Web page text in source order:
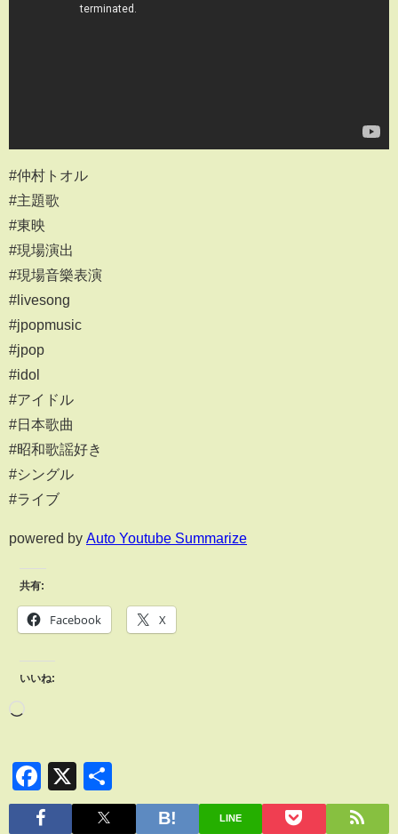
#仲村トオル
#主題歌
#東映
#現場演出
#現場音樂表演
#livesong
#jpopmusic
#jpop
#idol
#アイドル
#日本歌曲
#昭和歌謡好き
#シングル
#ライブ
powered by Auto Youtube Summarize
共有:
Facebook X
いいね:
Facebook
X
有
LINE